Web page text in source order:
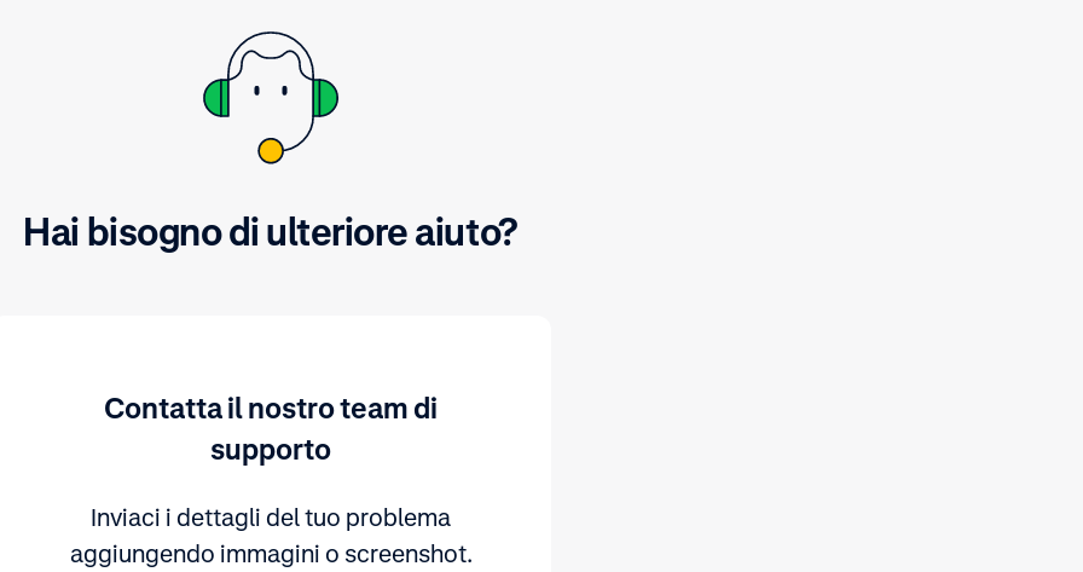
Hai bisogno di ulteriore aiuto?
Contatta il nostro team di
supporto
Inviaci i dettagli del tuo problema
aggiungendo immagini o screenshot.